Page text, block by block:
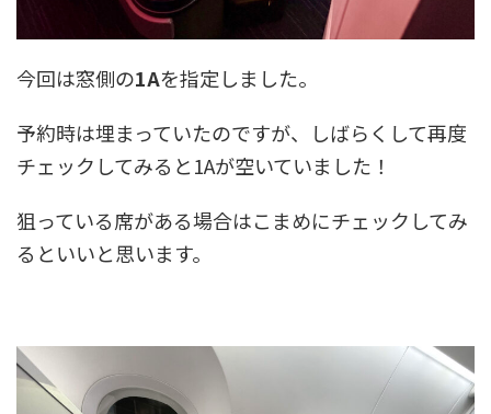
今回は窓側の1Aを指定しました。
予約時は埋まっていたのですが、しばらくして再度
チェックしてみると1Aが空いていました！
狙っている席がある場合はこまめにチェックしてみ
るといいと思います。